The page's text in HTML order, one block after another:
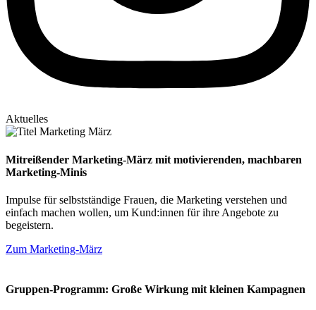
Aktuelles
Mitreißender Marketing-März mit motivierenden, machbaren
Marketing-Minis
Impulse für selbstständige Frauen, die Marketing verstehen und
einfach machen wollen, um Kund:innen für ihre Angebote zu
begeistern.
Zum Marketing-März
Gruppen-Programm: Große Wirkung mit kleinen Kampagnen